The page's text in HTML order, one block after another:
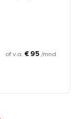
of v.a. € 95 /mnd